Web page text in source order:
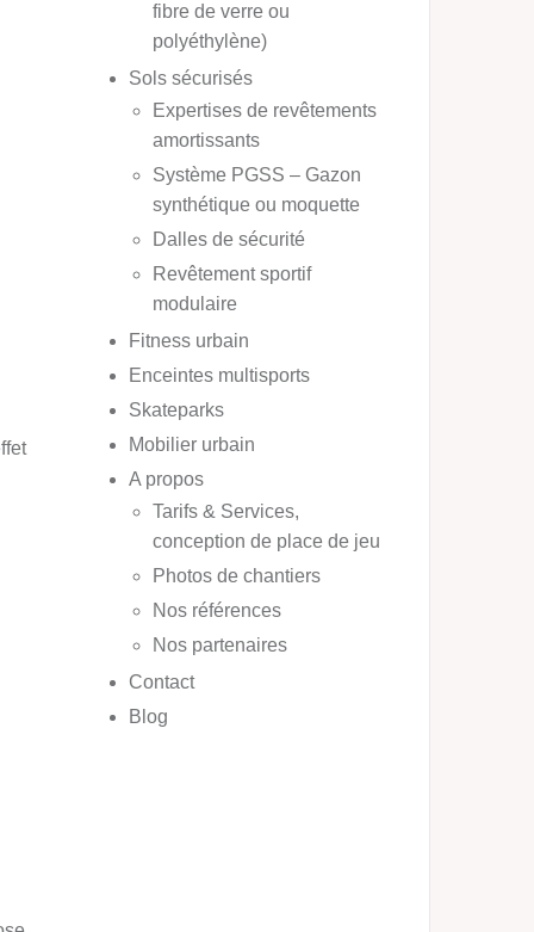
fibre de verre ou
polyéthylène)
Sols sécurisés
Expertises de revêtements
amortissants
Système PGSS – Gazon
synthétique ou moquette
Dalles de sécurité
Revêtement sportif
modulaire
Fitness urbain
Enceintes multisports
Skateparks
Mobilier urbain
A propos
Tarifs & Services,
conception de place de jeu
Photos de chantiers
Nos références
Nos partenaires
Contact
Blog